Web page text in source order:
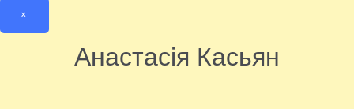
×
Анастасія Касьян